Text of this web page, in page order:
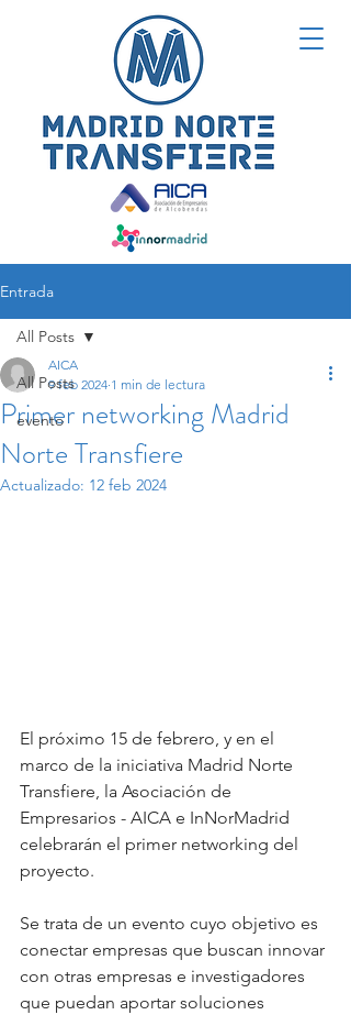
Entrada
All Posts
evento
All Posts
Primer networking Madrid
Norte Transfiere
AICA
9 feb 2024 1 min de lectura
Actualizado: 12 feb 2024
El próximo 15 de febrero, y en el
marco de la iniciativa Madrid Norte
Transfiere, la Asociación de
Empresarios - AICA e InNorMadrid
celebrarán el primer networking del
proyecto.
Se trata de un evento cuyo objetivo es
conectar empresas que buscan innovar
con otras empresas e investigadores
que puedan aportar soluciones